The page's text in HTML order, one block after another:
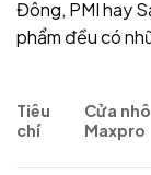
Đông, PMI hay
phẩm đều có
Tiêu
chí
Cửa
Maxpro